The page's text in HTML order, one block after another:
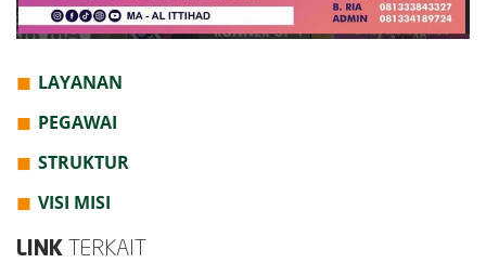
LAYANAN
PEGAWAI
STRUKTUR
VISI MISI
LINK TERKAIT